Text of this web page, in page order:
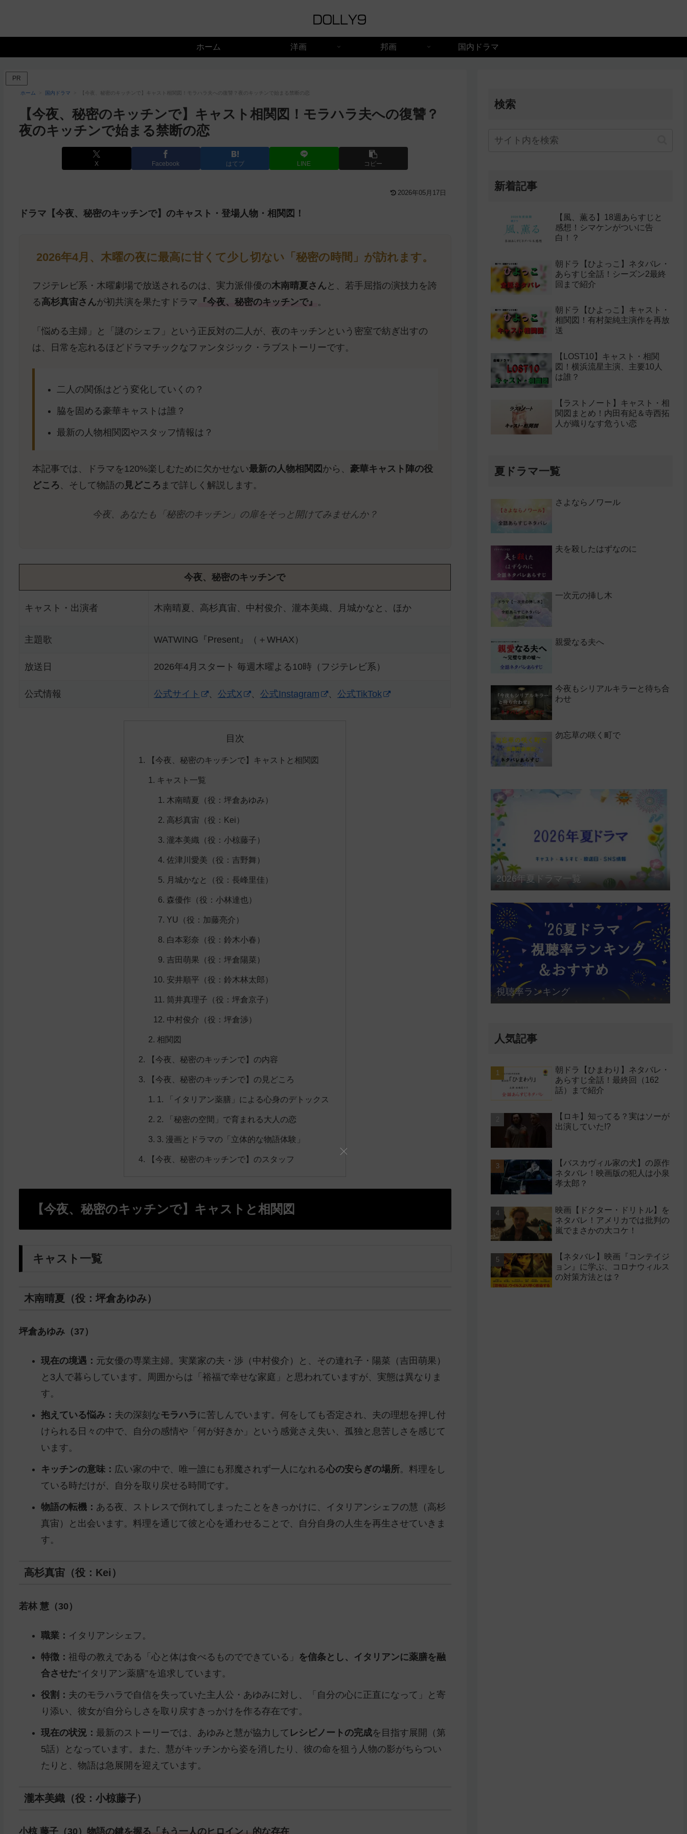
ホーム 洋画 邦画 国内ドラマ
PR
ホーム 国内ドラマ 【今夜、秘密のキッチンで】キャスト相関図！モラハラ夫への復讐？夜のキッチンで始まる禁断の恋
【今夜、秘密のキッチンで】キャスト相関図！モラハラ夫への復讐？
夜のキッチンで始まる禁断の恋
X Facebook はてブ LINE コピー
2026年05月17日
ドラマ【今夜、秘密のキッチンで】のキャスト・登場人物・相関図！
2026年4月、木曜の夜に最高に甘くて少し切ない「秘密の時間」が訪れます。
フジテレビ系・木曜劇場で放送されるのは、実力派俳優の木南晴夏さん と、若手屈指の演技力を誇
る高杉真宙さんが初共演を果たすドラマ 『今夜、秘密のキッチンで』 。
「悩める主婦」と「謎のシェフ」という正反対の二人が、夜のキッチンという密室で紡ぎ出すの
は、日常を忘れるほどドラマチックなファンタジック・ラブストーリーです。
二人の関係はどう変化していくの？
脇を固める豪華キャストは誰？
最新の人物相関図やスタッフ情報は？
本記事では、ドラマを120%楽しむために欠かせない最新の人物相関図 から、 豪華キャスト陣の役
どころ 、そして物語の 見どころ まで詳しく解説します。
今夜、あなたも「秘密のキッチン」の扉をそっと開けてみませんか？
今夜、秘密のキッチンで
キャスト・出演者 木南晴夏、高杉真宙、中村俊介、瀧本美織、月城かなと、ほか
主題歌 WATWING『Present』（＋WHAX）
放送日 2026年4月スタート 毎週木曜よる10時（フジテレビ系）
公式情報 公式サイト 、 公式X 、 公式Instagram 、 公式TikTok
目次
【今夜、秘密のキッチンで】キャストと相関図
キャスト一覧
木南晴夏（役：坪倉あゆみ）
高杉真宙（役：Kei）
瀧本美織（役：小椋藤子）
佐津川愛美（役：吉野舞）
月城かなと（役：長峰里佳）
森優作（役：小林達也）
YU（役：加藤亮介）
白本彩奈（役：鈴木小春）
吉田萌果（役：坪倉陽菜）
安井順平（役：鈴木林太郎）
筒井真理子（役：坪倉京子）
中村俊介（役：坪倉渉）
相関図
【今夜、秘密のキッチンで】の内容
【今夜、秘密のキッチンで】の見どころ
1. 「イタリアン薬膳」による心身のデトックス
2. 「秘密の空間」で育まれる大人の恋
3. 漫画とドラマの「立体的な物語体験」
【今夜、秘密のキッチンで】のスタッフ
【今夜、秘密のキッチンで】キャストと相関図
キャスト一覧
木南晴夏（役：坪倉あゆみ）
坪倉あゆみ（37）
現在の境遇： 元女優の専業主婦。実業家の夫・渉（中村俊介）と、その連れ子・陽菜（吉田萌果）
と3人で暮らしています。周囲からは「裕福で幸せな家庭」と思われていますが、実態は異なりま
す。
抱えている悩み： 夫の深刻なモラハラ に苦しんでいます。何をしても否定され、夫の理想を押し付
けられる日々の中で、自分の感情や「何が好きか」という感覚さえ失い、孤独と息苦しさを感じて
います。
キッチンの意味： 広い家の中で、唯一誰にも邪魔されず一人になれる心の安らぎの場所。料理をし
ている時だけが、自分を取り戻せる時間です。
物語の転機： ある夜、ストレスで倒れてしまったことをきっかけに、イタリアンシェフの慧（高杉
真宙）と出会います。料理を通じて彼と心を通わせることで、自分自身の人生を再生させていきま
す。
高杉真宙（役：Kei）
若林 慧（30）
職業： イタリアンシェフ。
特徴：祖母の教えである「心と体は食べるものでできている」 を信条とし、イタリアンに薬膳を融
合させた“イタリアン薬膳”を追求しています。
役割： 夫のモラハラで自信を失っていた主人公・あゆみに対し、「自分の心に正直になって」と寄
り添い、彼女が自分らしさを取り戻すきっかけを作る存在です。
現在の状況：最新のストーリーでは、あゆみと慧が協力して レシピノートの完成を目指す展開（第
5話）となっています。また、慧がキッチンから姿を消したり、彼の命を狙う人物の影がちらつい
たりと、物語は急展開を迎えています。
瀧本美織（役：小椋藤子）
小椋 藤子（30） 物語の鍵を握る「もう一人のヒロイン」的な存在
検索
新着記事
【風、薫る】18週あらすじと
感想！シマケンがついに告
白！？
朝ドラ【ひよっこ】ネタバレ・
あらすじ全話！シーズン2最終
回まで紹介
朝ドラ【ひよっこ】キャスト・
相関図！有村架純主演作を再放
送
【LOST10】キャスト・相関
図！横浜流星主演、主要10人
は誰？
【ラストノート】キャスト・相
関図まとめ！内田有紀＆寺西拓
人が織りなす危うい恋
夏ドラマ一覧
さよならノワール
夫を殺したはずなのに
一次元の挿し木
親愛なる夫へ
今夜もシリアルキラーと待ち合
わせ
勿忘草の咲く町で
2026年夏ドラマ一覧
視聴率ランキング
人気記事
朝ドラ【ひまわり】ネタバレ・
あらすじ全話！最終回（162
話）まで紹介
【ロキ】知ってる？実はソーが
出演していた!?
【バスカヴィル家の犬】の原作
ネタバレ！映画版の犯人は小泉
孝太郎？
映画【ドクター・ドリトル】を
ネタバレ！アメリカでは批判の
嵐でまさかの大コケ！
【ネタバレ】映画『コンテイジ
ョン』に学ぶ、コロナウィルス
の対策方法とは？